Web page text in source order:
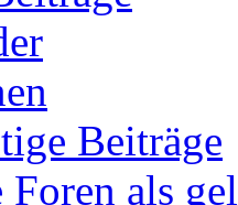
Beiträge
als